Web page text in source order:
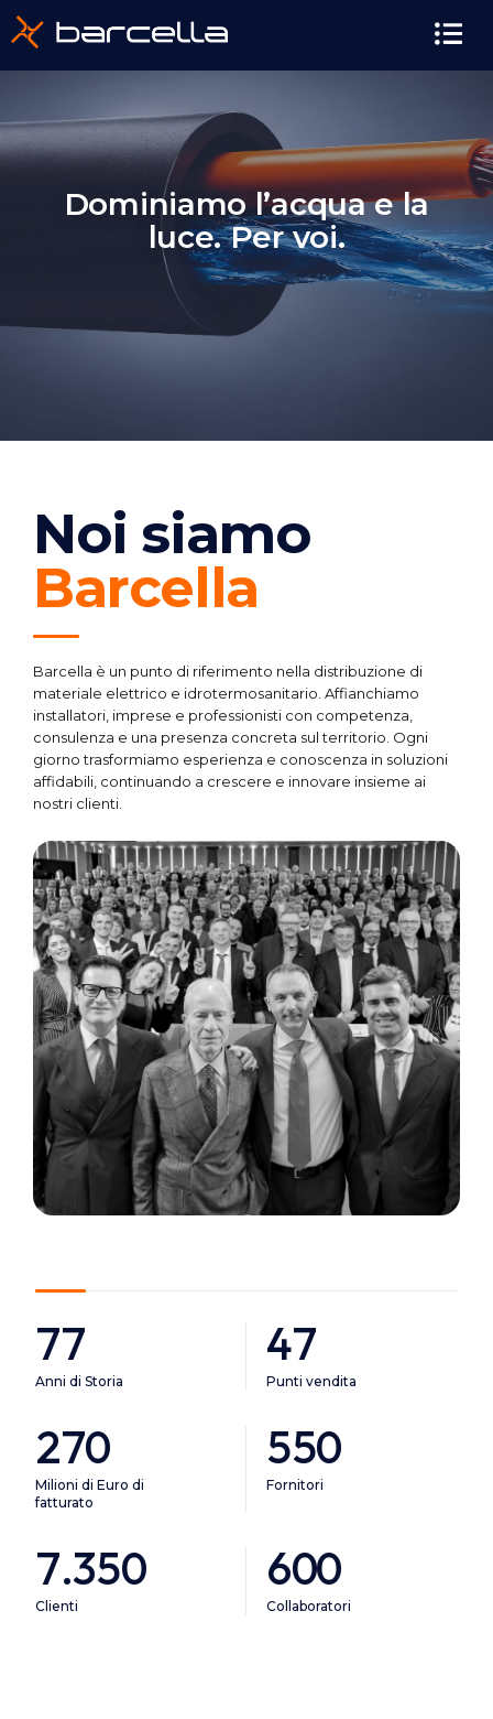
contenuto
Dominiamo l’acqua e la
luce. Per voi.
Noi siamo
Barcella
Barcella è un punto di riferimento nella distribuzione di
materiale elettrico e idrotermosanitario. Affianchiamo
installatori, imprese e professionisti con competenza,
consulenza e una presenza concreta sul territorio. Ogni
giorno trasformiamo esperienza e conoscenza in soluzioni
affidabili, continuando a crescere e innovare insieme ai
nostri clienti.
77
Anni di Storia
47
Punti vendita
270
Milioni di Euro di
fatturato
550
Fornitori
7.350
Clienti
600
Collaboratori